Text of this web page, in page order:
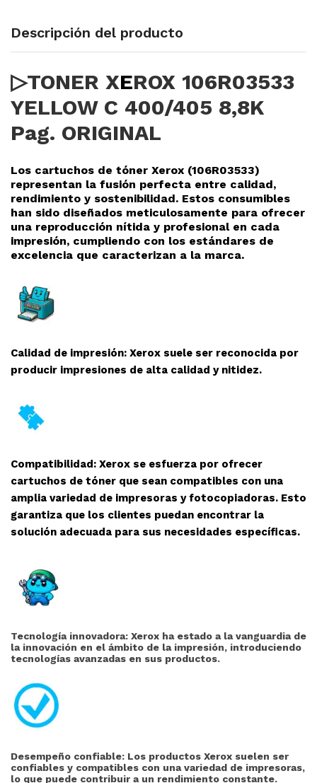
Descripción del producto
▷TONER XEROX 106R03533
YELLOW C 400/405 8,8K
Pag. ORIGINAL
Los cartuchos de tóner Xerox (106R03533)
representan la fusión perfecta entre calidad,
rendimiento y sostenibilidad. Estos consumibles
han sido diseñados meticulosamente para ofrecer
una reproducción nítida y profesional en cada
impresión, cumpliendo con los estándares de
excelencia que caracterizan a la marca.
Calidad de impresión: Xerox suele ser reconocida por
producir impresiones de alta calidad y nitidez.
Compatibilidad: Xerox se esfuerza por ofrecer
cartuchos de tóner que sean compatibles con una
amplia variedad de impresoras y fotocopiadoras. Esto
garantiza que los clientes puedan encontrar la
solución adecuada para sus necesidades específicas.
Tecnología innovadora: Xerox ha estado a la vanguardia de
la innovación en el ámbito de la impresión, introduciendo
tecnologías avanzadas en sus productos.
Desempeño confiable: Los productos Xerox suelen ser
confiables y compatibles con una variedad de impresoras,
lo que puede contribuir a un rendimiento constante.